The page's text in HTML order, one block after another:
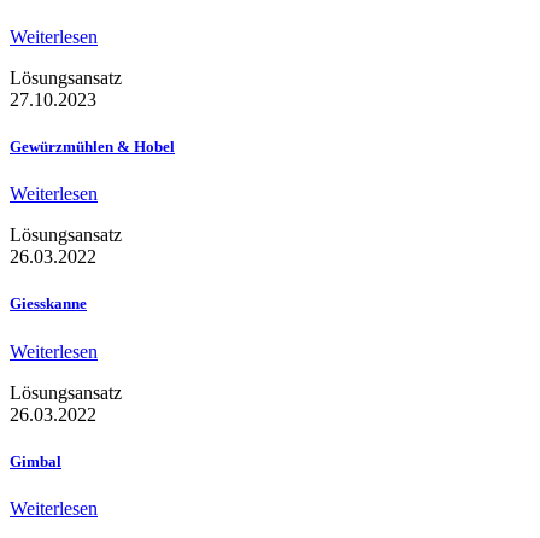
Weiterlesen
Lösungsansatz
27.10.2023
Gewürzmühlen & Hobel
Weiterlesen
Lösungsansatz
26.03.2022
Giesskanne
Weiterlesen
Lösungsansatz
26.03.2022
Gimbal
Weiterlesen